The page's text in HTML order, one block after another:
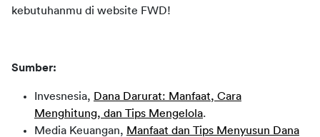
kebutuhanmu di website FWD!
Sumber:
Invesnesia, Dana Darurat: Manfaat, Cara
Menghitung, dan Tips Mengelola.
Media Keuangan, Manfaat dan Tips Menyusun Dana